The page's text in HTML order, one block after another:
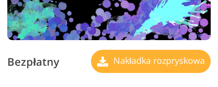
Bezpłatny Nakładka rozpryskowa